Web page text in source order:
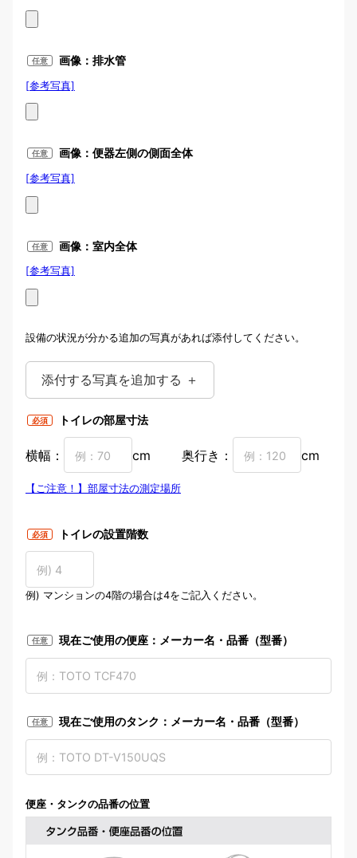
任意 画像：排水管
[参考写真]
見える場合
任意 画像：便器左側の側面全体
[参考写真]
任意 画像：室内全体
[参考写真]
設備の状況が分かる追加の写真があれば添付してください。
添付する写真を追加する ＋
必須 トイレの部屋寸法
横幅： cm 奥行き： cm
【ご注意！】部屋寸法の測定場所
トイレ部屋寸法の測定場所
必須 トイレの設置階数
例) マンションの4階の場合は4をご記入ください。
任意 現在ご使用の便座：メーカー名・品番（型番）
任意 現在ご使用のタンク：メーカー名・品番（型番）
便座・タンクの品番の位置